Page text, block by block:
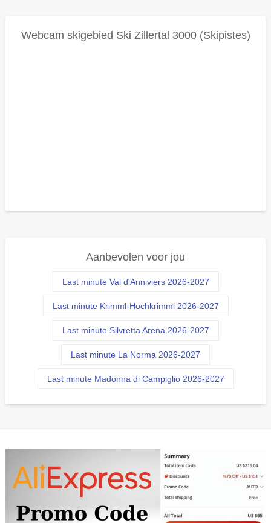
Webcam skigebied Ski Zillertal 3000 (skipistes)
Aanbevolen voor jou
Last minute Val d'Anniviers 2026-2027
Last minute Krimml-Hochkrimml 2026-2027
Last minute Silvretta Arena 2026-2027
Last minute La Norma 2026-2027
Last minute Madonna di Campiglio 2026-2027